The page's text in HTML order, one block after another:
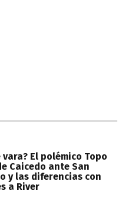
vara? El polémico Topo
Caicedo ante San
y las diferencias con
a River